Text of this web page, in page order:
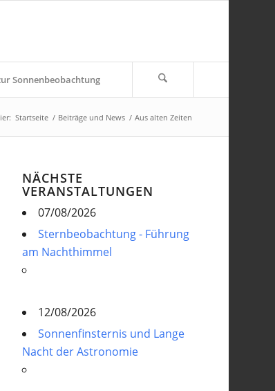
Sonnenbeobachtung
Startseite / Beiträge und News / Aus alten Zeiten
NÄCHSTE
VERANSTALTUNGEN
07/08/2026
Sternbeobachtung - Führung
am Nachthimmel
12/08/2026
Sonnenfinsternis und Lange
Nacht der Astronomie